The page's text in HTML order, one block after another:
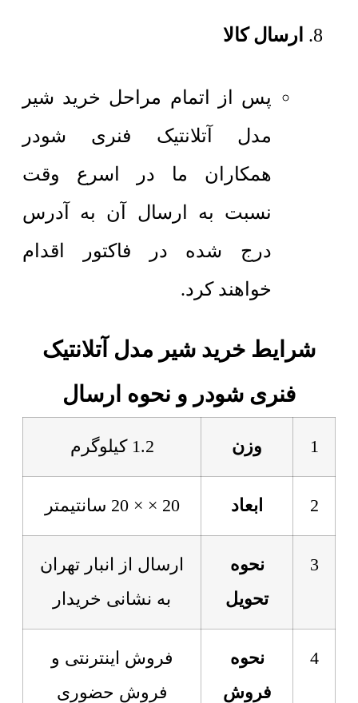
ارسال کالا
پس از اتمام مراحل خرید شیر
مدل آتلانتیک فنری شودر
همکاران ما در اسرع وقت
نسبت به ارسال آن به آدرس
درج شده در فاکتور اقدام
خواهند کرد.
شرایط خرید شیر مدل آتلانتیک
فنری شودر و نحوه ارسال
1 وزن 1.2 کیلوگرم
2 ابعاد 20 × × 20 سانتیمتر
3
نحوه
تحویل
ارسال از انبار تهران
به نشانی خریدار
4
نحوه
فروش
فروش اینترنتی و
فروش حضوری